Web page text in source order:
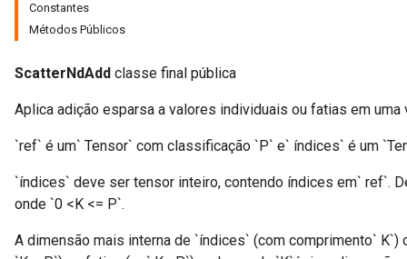
Constantes
Métodos Públicos
ScatterNdAdd classe final pública
Aplica adição esparsa a valores individuais ou fatias em uma
`ref` é um` Tensor` com classificação `P` e` índices` é um
`índices` deve ser tensor inteiro, contendo índices em` ref`.
onde `0 <K <= P`.
A dimensão mais interna de `índices` (com comprimento`